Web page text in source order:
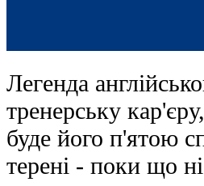
Легенда
тренерську
буде його п'ятою
терені - поки що